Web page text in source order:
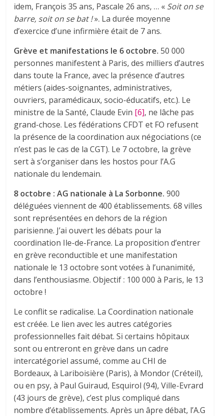
idem, François 35 ans, Pascale 26 ans, … « Soit on se
barre, soit on se bat !». La durée moyenne
d’exercice d’une infirmière était de 7 ans.
Grève et manifestations le 6 octobre. 50 000
personnes manifestent à Paris, des milliers d’autres
dans toute la France, avec la présence d’autres
métiers (aides-soignantes, administratives,
ouvriers, paramédicaux, socio-éducatifs, etc.). Le
ministre de la Santé, Claude Evin [6], ne lâche pas
grand-chose. Les fédérations CFDT et FO refusent
la présence de la coordination aux négociations (ce
n’est pas le cas de la CGT). Le 7 octobre, la grève
sert à s’organiser dans les hostos pour l’A.G
nationale du lendemain.
8 octobre : AG nationale à La Sorbonne. 900
déléguées viennent de 400 établissements. 68 villes
sont représentées en dehors de la région
parisienne. J’ai ouvert les débats pour la
coordination Ile-de-France. La proposition d’entrer
en grève reconductible et une manifestation
nationale le 13 octobre sont votées à l’unanimité,
dans l’enthousiasme. Objectif : 100 000 à Paris, le 13
octobre !
Le conflit se radicalise. La Coordination nationale
est créée. Le lien avec les autres catégories
professionnelles fait débat. Si certains hôpitaux
sont ou entreront en grève dans un cadre
intercatégoriel assumé, comme au CHI de
Bordeaux, à Lariboisière (Paris), à Mondor (Créteil),
ou en psy, à Paul Guiraud, Esquirol (94), Ville-Evrard
(43 jours de grève), c’est plus compliqué dans
nombre d’établissements. Après un âpre débat, l’A.G